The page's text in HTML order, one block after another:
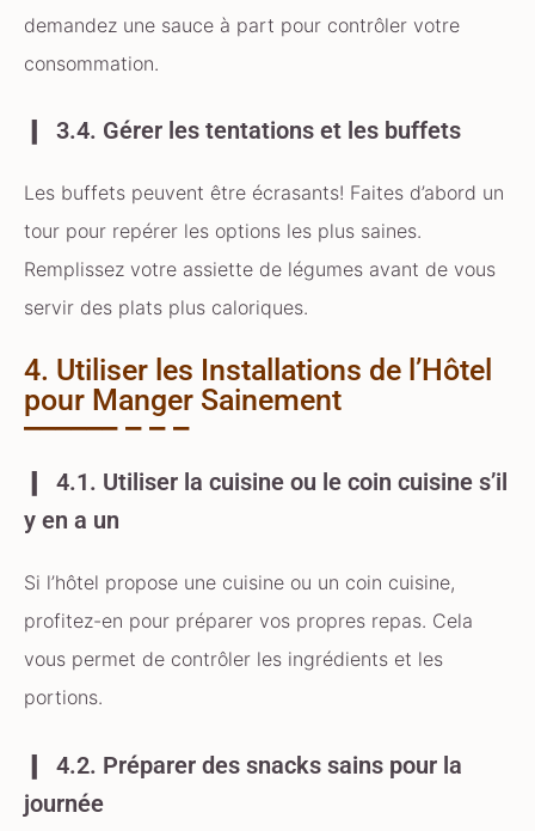
demandez une sauce à part pour contrôler votre
consommation.
3.4. Gérer les tentations et les buffets
Les buffets peuvent être écrasants! Faites d’abord un
tour pour repérer les options les plus saines.
Remplissez votre assiette de légumes avant de vous
servir des plats plus caloriques.
4. Utiliser les Installations de l’Hôtel
pour Manger Sainement
4.1. Utiliser la cuisine ou le coin cuisine s’il
y en a un
Si l’hôtel propose une cuisine ou un coin cuisine,
profitez-en pour préparer vos propres repas. Cela
vous permet de contrôler les ingrédients et les
portions.
4.2. Préparer des snacks sains pour la
journée